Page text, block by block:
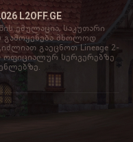
L2OFF.GE
ემულაცია, საკუთარი
გამოყენება მხოლოდ
გაეცნოთ Lineage 2-
ოფიციალურ სერვერებზე